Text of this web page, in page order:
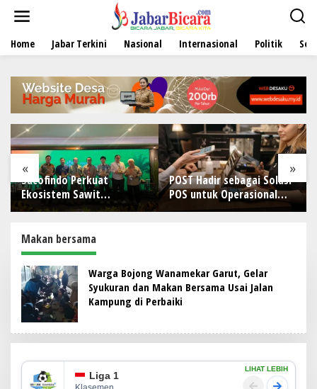
t
Home Jabar Terkini Nasional Internasional Politik
« »
Sucofindo Perkuat
Ekosistem Sawit
Berkelanjutan melalui
POST Hadir sebagai Solusi
POS untuk Operasional
Restoran
Makan bersama
Warga Bojong Wanamekar Garut, Gelar
Syukuran dan Makan Bersama Usai Jalan
Kampung di Perbaiki
Liga 1
LIHAT LEBIH